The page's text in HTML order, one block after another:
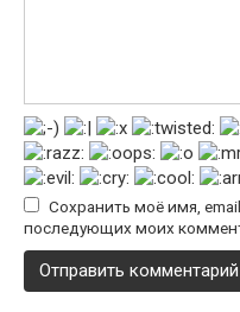
Сохранить моё имя,
последующих моих